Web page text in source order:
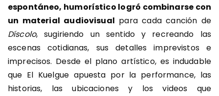
espontáneo, humorístico logró combinarse con
un material audiovisual para cada canción de
Díscolo, sugiriendo un sentido y recreando las
escenas cotidianas, sus detalles imprevistos e
imprecisos. Desde el plano artístico, es indudable
que El Kuelgue apuesta por la performance, las
historias, las ubicaciones y los videos que